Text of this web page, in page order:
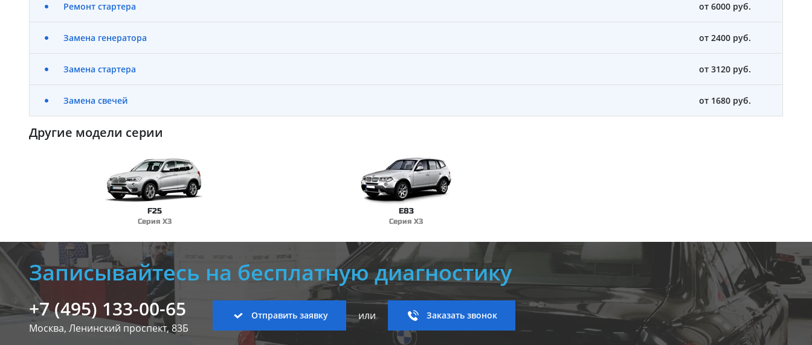
Ремонт стартера от 6000 руб.
Замена генератора от 2400 руб.
Замена стартера от 3120 руб.
Замена свечей от 1680 руб.
Другие модели серии
F25
Серия X3
E83
Серия X3
Записывайтесь на бесплатную диагностику
+7 (495) 133-00-65
Москва, Ленинский проспект, 83Б
Отправить заявку или Заказать звонок